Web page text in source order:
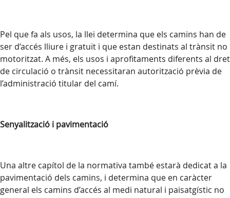
Pel que fa als usos, la llei determina que els camins han de
ser d’accés lliure i gratuït i que estan destinats al trànsit no
motoritzat. A més, els usos i aprofitaments diferents al dret
de circulació o trànsit necessitaran autorització prèvia de
l’administració titular del camí.
Senyalització i pavimentació
Una altre capítol de la normativa també estarà dedicat a la
pavimentació dels camins, i determina que en caràcter
general els camins d’accés al medi natural i paisatgístic no